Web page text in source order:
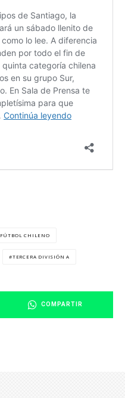
FÚTBOL CHILENO
TERCERA DIVISIÓN A
COMPARTIR